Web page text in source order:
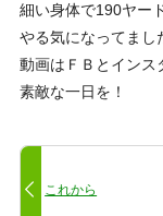
細い身体で190ヤー
やる気になってまし
動画はＦＢとインス
素敵な一日を！
これから